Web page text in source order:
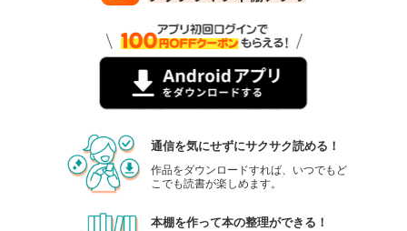
通信を気にせずにサクサク読める！
作品をダウンロードすれば、いつでもど
こでも読書が楽しめます。
本棚を作って本の整理ができる！